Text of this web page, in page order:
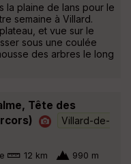
la plaine de lans pour le
semaine à Villard.
et vue sur le
sous une coulée
des arbres le long
Tête des
Villard-de-
12 km 990 m